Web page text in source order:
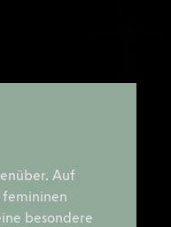
Auf
femininen
besondere